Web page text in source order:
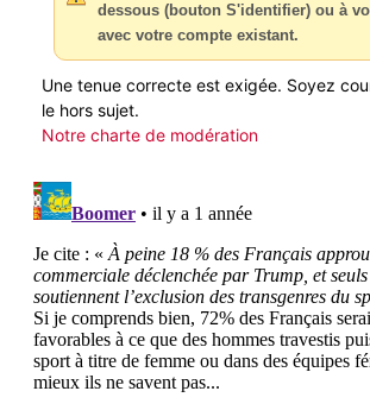
dessous (bouton S'identifier) ou à
avec votre compte existant.
Une tenue correcte est exigée. Soyez
le hors sujet.
Notre charte de modération